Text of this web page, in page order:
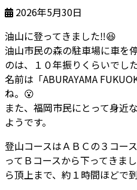
2026年5月30日
油山に登ってきました‼😆
油山市民の森の駐車場に車を
のは、１０年振りくらいでした
名前は「ABURAYAMA
ね。 😮
また、福岡市民にとって身近
ようです。
登山コースはＡＢＣの３コー
ってＢコースから下ってきま
ら頂上まで、約１時間ほどで